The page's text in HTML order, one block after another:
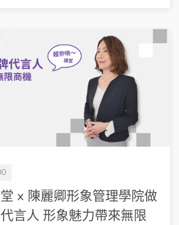
x 陳麗卿形象管理學院做
言人 形象魅力帶來無限